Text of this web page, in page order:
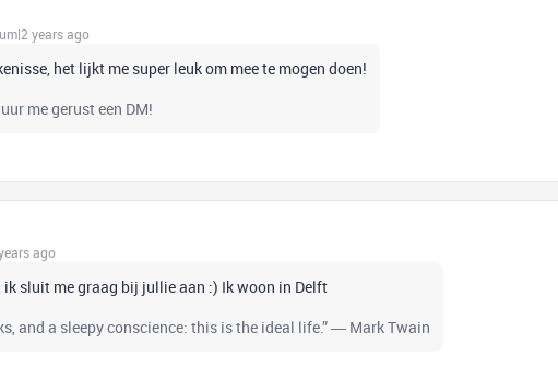
years ago
het lijkt me super leuk om mee te mogen doen!
me gerust een DM!
ago
ik sluit me graag bij jullie aan :) Ik woon in Delft
and a sleepy conscience: this is the ideal life.” ― Mark Twain